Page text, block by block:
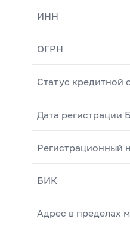
ИНН
ОГРН
Статус кредитной
Дата регистрации
Регистрационный
БИК
Адрес в пределах